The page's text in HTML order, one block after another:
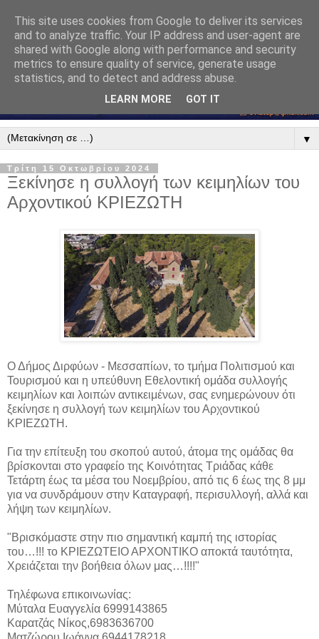
▼
Τρίτη 15 Οκτωβρίου 2024
Ξεκίνησε η συλλογή των κειμηλίων του
Αρχοντικού ΚΡΙΕΖΩΤΗ
Ο Δήμος Διρφύων - Μεσσαπίων, το τμήμα Πολιτισμού και
Τουρισμού και η υπεύθυνη Εθελοντική ομάδα συλλογής
κειμηλίων και λοιπών αντικειμένων, σας ενημερώνουν ότι
ξεκίνησε η συλλογή των κειμηλίων του Αρχοντικού
ΚΡΙΕΖΩΤΗ.
Για την επίτευξη του σκοπού αυτού, άτομα της ομάδας θα
βρίσκονται στο γραφείο της Κοινότητας Τριάδας κάθε
Τετάρτη έως τα μέσα του Νοεμβρίου, από τις 6 έως της 8 μμ
για να συνδράμουν στην Καταγραφή, περισυλλογή, αλλά και
λήψη των κειμηλίων.
"Βρισκόμαστε στην πιο σημαντική καμπή της ιστορίας
του…!!! το ΚΡΙΕΖΩΤΕΙΟ ΑΡΧΟΝΤΙΚΟ αποκτά ταυτότητα,
Χρειάζεται την βοήθεια όλων μας…!!!!"
Τηλέφωνα επικοινωνίας:
Μύταλα Ευαγγελία 6999143865
Καρατζάς Νίκος,6983636700
This site uses cookies from Google to deliver its services
and to analyze traffic. Your IP address and user-agent are
shared with Google along with performance and security
metrics to ensure quality of service, generate usage
statistics, and to detect and address abuse.
LEARN MORE GOT IT